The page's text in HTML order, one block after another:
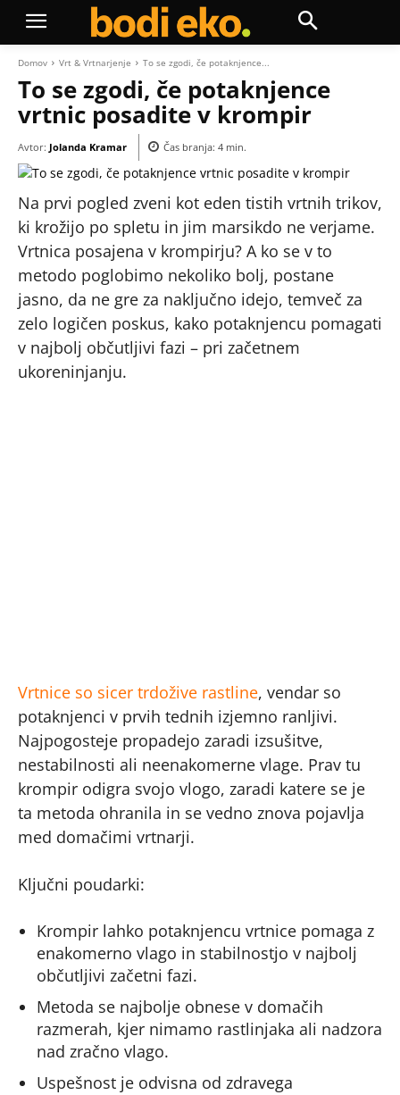
Domov Vrt & Vrtnarjenje To se zgodi, če potaknjence...
To se zgodi, če potaknjence
vrtnic posadite v krompir
Avtor: Jolanda Kramar Čas branja: 4 min.
Na prvi pogled zveni kot eden tistih vrtnih trikov,
ki krožijo po spletu in jim marsikdo ne verjame.
Vrtnica posajena v krompirju? A ko se v to
metodo poglobimo nekoliko bolj, postane
jasno, da ne gre za naključno idejo, temveč za
zelo logičen poskus, kako potaknjencu pomagati
v najbolj občutljivi fazi – pri začetnem
ukoreninjanju.
Vrtnice so sicer trdožive rastline, vendar so
potaknjenci v prvih tednih izjemno ranljivi.
Najpogosteje propadejo zaradi izsušitve,
nestabilnosti ali neenakomerne vlage. Prav tu
krompir odigra svojo vlogo, zaradi katere se je
ta metoda ohranila in se vedno znova pojavlja
med domačimi vrtnarji.
Ključni poudarki:
Krompir lahko potaknjencu vrtnice pomaga z
enakomerno vlago in stabilnostjo v najbolj
občutljivi začetni fazi.
Metoda se najbolje obnese v domačih
razmerah, kjer nimamo rastlinjaka ali nadzora
nad zračno vlago.
Uspešnost je odvisna od zdravega